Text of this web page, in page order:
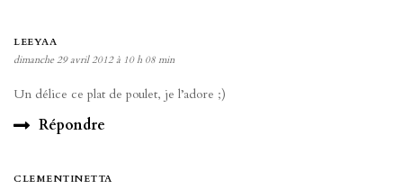
LEEYAA
dimanche 29 avril 2012 à 10 h 08 min
Un délice ce plat de poulet, je l’adore ;)
Répondre
CLEMENTINETTA